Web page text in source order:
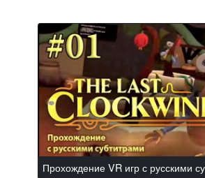
Прохождение VR игр с русскими